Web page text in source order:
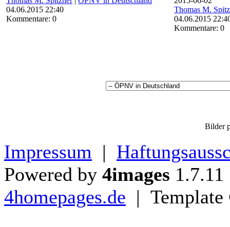
04.06.2015 22:40
Kommentare: 0
Thomas M.
04.06.2015
Kommentare: 0
Bilder
Impressum |
Powered by 4images
4homepages.de |